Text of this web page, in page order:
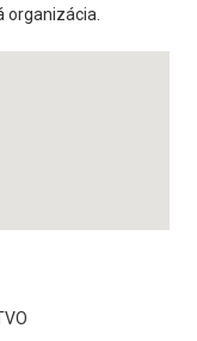
organizácia.